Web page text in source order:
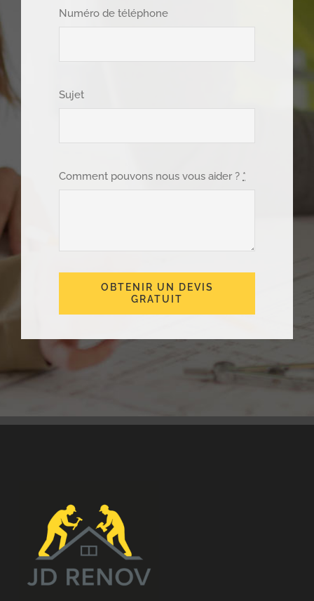
Numéro de téléphone
Sujet
Comment pouvons nous vous aider ? *
OBTENIR UN DEVIS
GRATUIT